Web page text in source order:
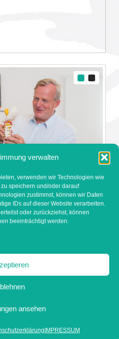
verwalten
verwenden wir Technologien wie
speichern und/oder darauf
zustimmst, können wir Daten
IDs auf dieser Website verarbeiten.
oder zurückziehst, können
beeinträchtigt werden.
ansehen
IMPRESSUM
CONTATTO